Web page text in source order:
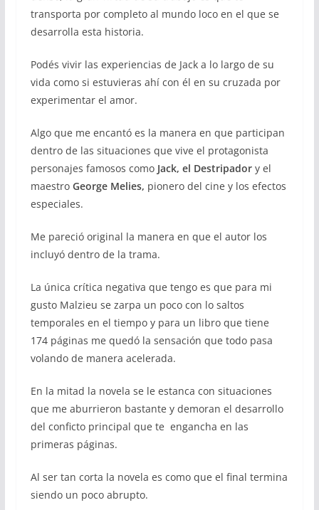
transporta por completo al mundo loco en el que se
desarrolla esta historia.
Podés vivir las experiencias de Jack a lo largo de su
vida como si estuvieras ahí con él en su cruzada por
experimentar el amor.
Algo que me encantó es la manera en que participan
dentro de las situaciones que vive el protagonista
personajes famosos como Jack, el Destripadory el
maestro George Melies, pionero del cine y los efectos
especiales.
Me pareció original la manera en que el autor los
incluyó dentro de la trama.
La única crítica negativa que tengo es que para mi
gusto Malzieu se zarpa un poco con lo saltos
temporales en el tiempo y para un libro que tiene
174 páginas me quedó la sensación que todo pasa
volando de manera acelerada.
En la mitad la novela se le estanca con situaciones
que me aburrieron bastante y demoran el desarrollo
del conficto principal que te engancha en las
primeras páginas.
Al ser tan corta la novela es como que el final termina
siendo un poco abrupto.